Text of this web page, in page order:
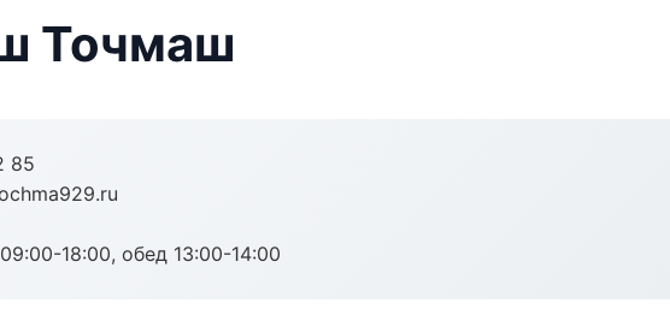
Точмаш
85
18:00, обед 13:00-14:00